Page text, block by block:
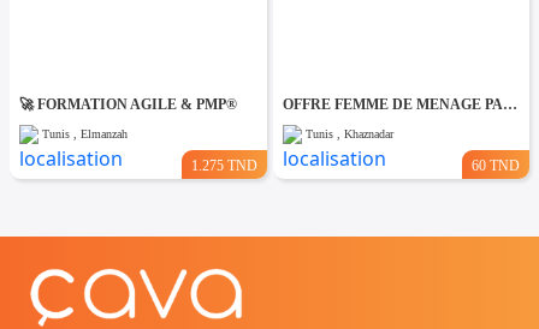
🚀 FORMATION AGILE & PMP®
Tunis , Elmanzah
1.275 TND
OFFRE FEMME DE MENAGE PAR JOUR A khaznadar
Tunis , Khaznadar
60 TND